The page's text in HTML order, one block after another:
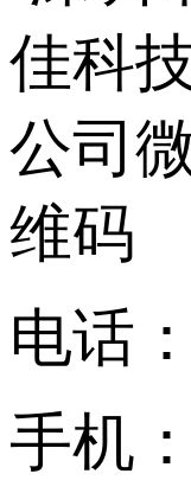
电话：
手机：